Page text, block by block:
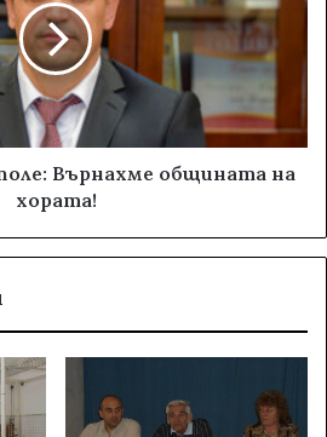
Върнахме общината на
хората!